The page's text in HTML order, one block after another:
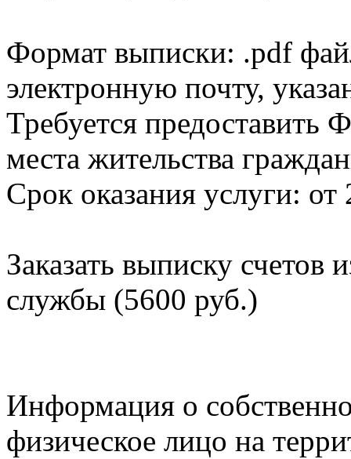
Формат выписки: .pdf
электронную почту,
Требуется
места жительства
Срок оказания услуги: от
Заказать выписку счетов
службы (5600 руб.)
Информация о
физическое лицо на